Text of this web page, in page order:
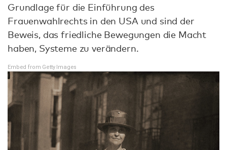
Grundlage für die Einführung des
Frauenwahlrechts in den USA und sind der
Beweis, das friedliche Bewegungen die Macht
haben, Systeme zu verändern.
Embed from Getty Images